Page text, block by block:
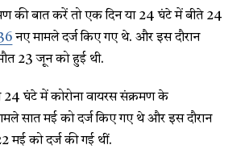
की बात करें तो एक दिन या 24 घंटे में बीते 24
नए मामले दर्ज किए गए थे. और इस दौरान
23 जून को हुई थी.
घंटे में कोरोना वायरस संक्रमण के
सात मई को दर्ज किए गए थे और इस दौरान
मई को दर्ज की गई थीं.